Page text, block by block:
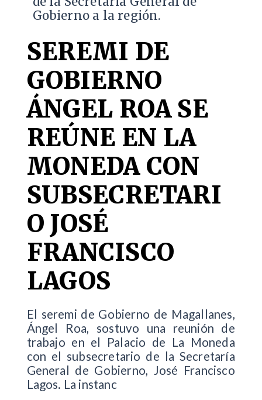
Gobierno a la región.
SEREMI DE
GOBIERNO
ÁNGEL ROA SE
REÚNE EN LA
MONEDA CON
SUBSECRETARI
O JOSÉ
FRANCISCO
LAGOS
El seremi de Gobierno de Magallanes,
Ángel Roa, sostuvo una reunión de
trabajo en el Palacio de La Moneda
con el subsecretario de la Secretaría
General de Gobierno, José Francisco
Lagos. La instanc